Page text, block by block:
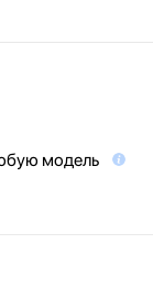
модель